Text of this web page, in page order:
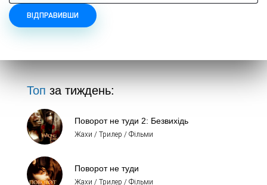
ВІДПРАВИВШИ
Топ за тиждень:
Поворот не туди 2: Безвихідь
Жахи / Трилер / Фільми
Поворот не туди
Жахи / Трилер / Фільми